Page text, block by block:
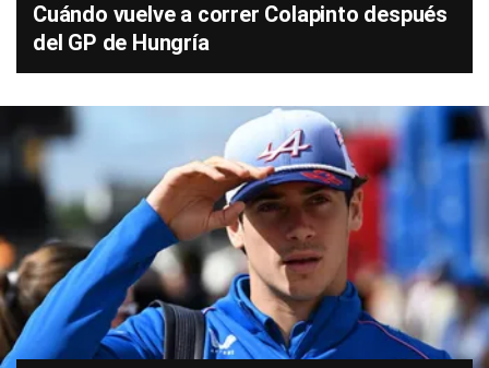
Cuándo vuelve a correr Colapinto después
del GP de Hungría